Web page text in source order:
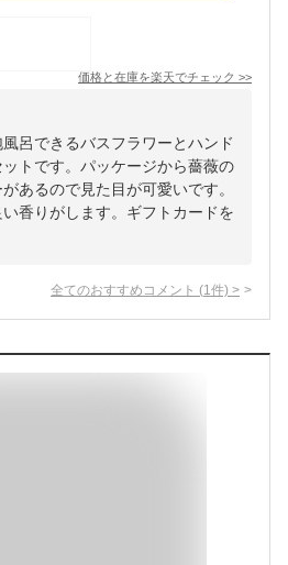
価格と在庫を楽天でチェック >>
呂できるバスフラワーとハンド
トです。パッケージから薔薇の
あるので見た目が可愛いです。
香りがします。ギフトカードを
全てのおすすめコメント (1 件) >